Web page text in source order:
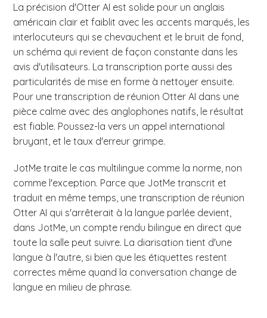
La précision d'Otter AI est solide pour un anglais
américain clair et faiblit avec les accents marqués, les
interlocuteurs qui se chevauchent et le bruit de fond,
un schéma qui revient de façon constante dans les
avis d'utilisateurs. La transcription porte aussi des
particularités de mise en forme à nettoyer ensuite.
Pour une transcription de réunion Otter AI dans une
pièce calme avec des anglophones natifs, le résultat
est fiable. Poussez-la vers un appel international
bruyant, et le taux d'erreur grimpe.
JotMe traite le cas multilingue comme la norme, non
comme l'exception. Parce que JotMe transcrit et
traduit en même temps, une transcription de réunion
Otter AI qui s'arrêterait à la langue parlée devient,
dans JotMe, un compte rendu bilingue en direct que
toute la salle peut suivre. La diarisation tient d'une
langue à l'autre, si bien que les étiquettes restent
correctes même quand la conversation change de
langue en milieu de phrase.